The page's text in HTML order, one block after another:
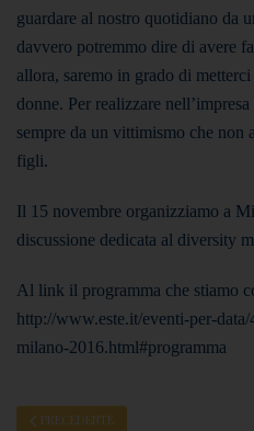
guardare al nostro quotidiano da
davvero potremmo dire di avere
allora, saremo in grado di
donne. Per realizzare
sempre da un vittimismo che non
figli.
Il 15 novembre organizziamo a
discussione dedicata al diversity
Al link il programma che stiamo
http://www.este.it/eventi-per-
milano-2016.html#programma
PRECEDENTE